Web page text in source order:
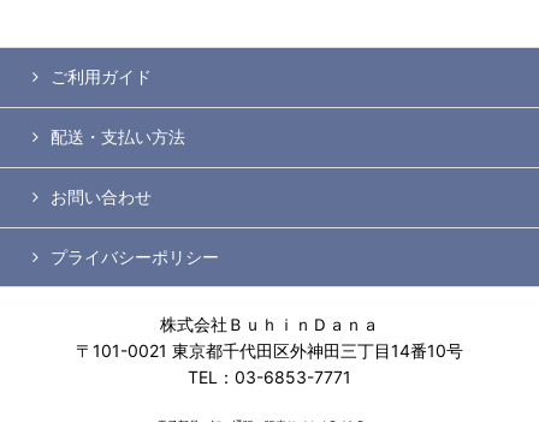
ご利用ガイド
配送・支払い方法
お問い合わせ
プライバシーポリシー
株式会社ＢｕｈｉｎＤａｎａ
〒101-0021 東京都千代田区外神田三丁目14番10号
TEL：03-6853-7771